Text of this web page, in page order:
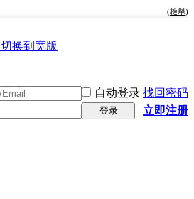
(檢舉)
切换到宽版
自动登录 找回密码
登录 立即注册